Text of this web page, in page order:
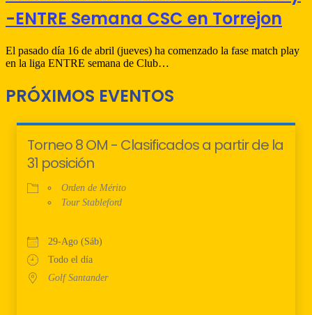
-ENTRE Semana CSC en Torrejon
El pasado día 16 de abril (jueves) ha comenzado la fase match play
en la liga ENTRE semana de Club…
PRÓXIMOS EVENTOS
Torneo 8 OM - Clasificados a partir de la
31 posición
Orden de Mérito
Tour Stableford
29-Ago (Sáb)
Todo el día
Golf Santander